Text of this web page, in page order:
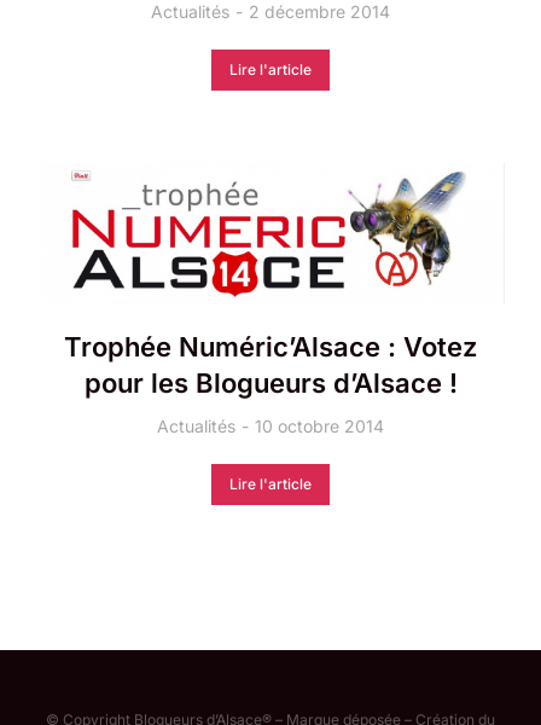
Actualités 2 décembre 2014
Lire l'article
Trophée Numéric’Alsace : Votez
pour les Blogueurs d’Alsace !
Actualités 10 octobre 2014
Lire l'article
© Copyright Blogueurs d’Alsace® – Marque déposée – Création du